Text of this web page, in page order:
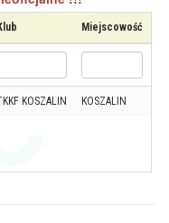
Miejscowość
KOSZALIN KOSZALIN